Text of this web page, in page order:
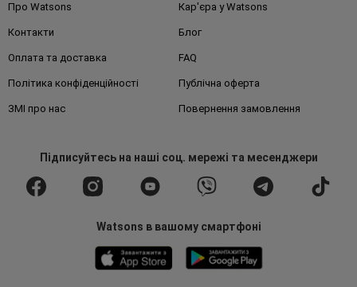
Про Watsons Кар'єра у Watsons
Контакти Блог
Оплата та доставка FAQ
Політика конфіденційності Публічна оферта
ЗМІ про нас Повернення замовлення
Підписуйтесьна наші соц. мережі та месенджери
Watsons в вашому смартфоні